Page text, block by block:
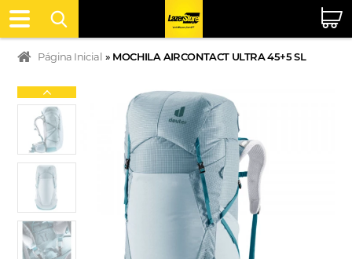
Página Inicial » MOCHILA AIRCONTACT ULTRA 45+5 SL